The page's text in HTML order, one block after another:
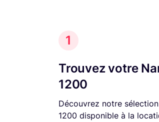
1
Trouvez votre
1200
Découvrez notre
1200 disponible à la